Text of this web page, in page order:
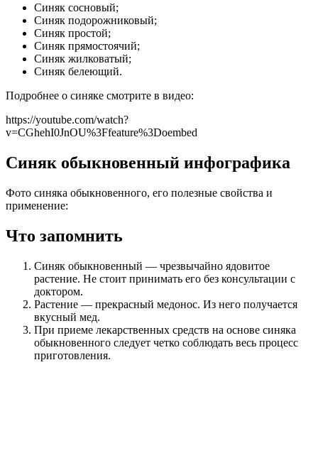
Синяк сосновый;
Синяк подорожниковый;
Синяк простой;
Синяк прямостоячий;
Синяк жилковатый;
Синяк белеющий.
Подробнее о синяке смотрите в видео:
https://youtube.com/watch?
v=CGhehI0JnOU%3Ffeature%3Doembed
Синяк обыкновенный инфографика
Фото синяка обыкновенного, его полезные свойства и
применение:
Что запомнить
Синяк обыкновенный — чрезвычайно ядовитое
растение. Не стоит принимать его без консультации с
доктором.
Растение — прекрасный медонос. Из него получается
вкусный мед.
При приеме лекарственных средств на основе синяка
обыкновенного следует четко соблюдать весь процесс
приготовления.